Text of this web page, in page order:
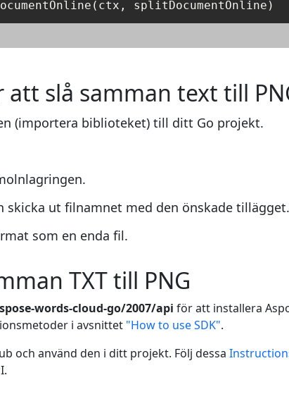
slå samman text till
(importera biblioteket) till ditt Go projekt.
skicka ut filnamnet med den önskade tillägget.
som en enda fil.
TXT till PNG
words-cloud-go/2007/api för att installera
i avsnittet "How to use SDK".
och använd den i ditt projekt. Följ dessa